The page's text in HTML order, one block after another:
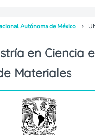
Autónoma de México
en Ciencia e
Materiales